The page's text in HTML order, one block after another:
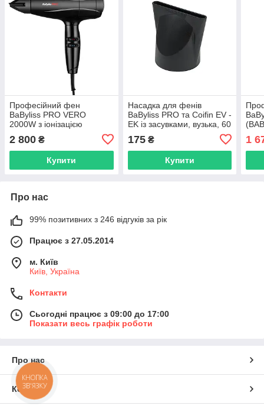
Професійний фен
BaByliss PRO VERO
2000W з іонізацією
2 800 ₴
Купити
Насадка для фенів
BaByliss PRO та Coifin EV -
EK із засувками, вузька, 60
175₴
Купити
1
Про нас
99% позитивних з 246 відгуків за рік
Працює з 27.05.2014
м. Київ
Київ, Україна
Контакти
Сьогодні працює з 09:00 до 17:00
Показати весь графік роботи
Про нас
Контакти
КНОПКА
ЗВ'ЯЗКУ